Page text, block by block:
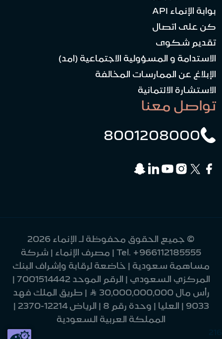
بوابة الإنماء API
كن على اتصال
تقديم شكوى
الاستدامة و المسؤولية الاجتماعية (امد)
الإبلاغ عن الممارسات المخالفة
الاستشارة الائتمانية
تواصل معنا
8001208000
© جميع الحقوق محفوظة لـ الإنماء 2026
Tel. +966112185555
| مصرف الإنماء | شركة
مساهمة سعودية | خاضعة لرقابة وإشراف البنك
المركزي السعودي | الرقم الموحد 7001514442 |
رأس مال 30,000,000,000 Ʀ | طريق الملك فهد
9033 | العليا | وحدة رقم 8 | الرياض 12214-2370 |
المملكة العربية السعودية